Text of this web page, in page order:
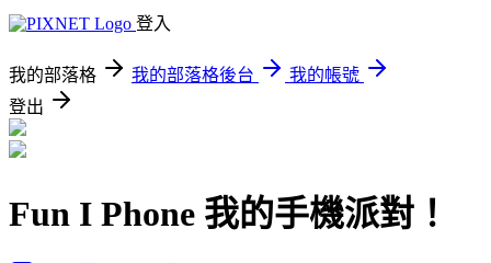
登入
我的部落格 我的部落格後台
我的帳號
登出
Fun I Phone 我的手機派對！